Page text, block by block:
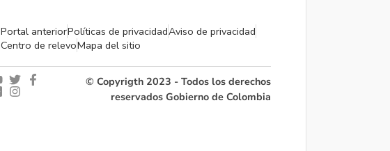
Portal anteriorPolíticas de privacidadAviso de privacidad
Centro de relevoMapa del sitio
© Copyrigth 2023 - Todos los derechos
reservados Gobierno de Colombia